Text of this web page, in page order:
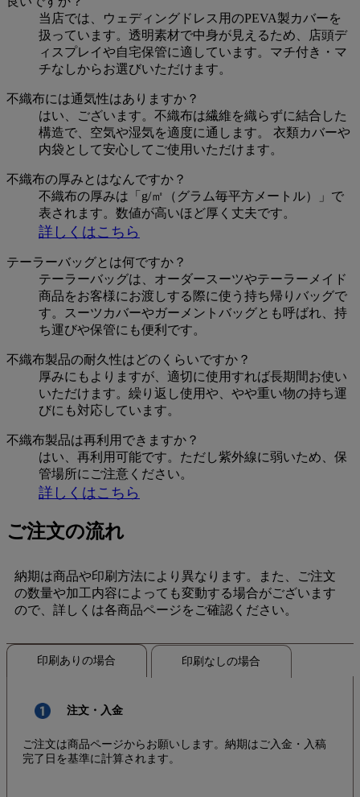
当店では、ウェディングドレス用のPEVA製カバーを
扱っています。透明素材で中身が見えるため、店頭デ
ィスプレイや自宅保管に適しています。マチ付き・マ
チなしからお選びいただけます。
不織布には通気性はありますか？
はい、ございます。不織布は繊維を織らずに結合した
構造で、空気や湿気を適度に通します。 衣類カバーや
内袋として安心してご使用いただけます。
不織布の厚みとはなんですか？
不織布の厚みは「g/㎡（グラム毎平方メートル）」で
表されます。数値が高いほど厚く丈夫です。
詳しくはこちら
テーラーバッグとは何ですか？
テーラーバッグは、オーダースーツやテーラーメイド
商品をお客様にお渡しする際に使う持ち帰りバッグで
す。スーツカバーやガーメントバッグとも呼ばれ、持
ち運びや保管にも便利です。
不織布製品の耐久性はどのくらいですか？
厚みにもよりますが、適切に使用すれば長期間お使い
いただけます。繰り返し使用や、やや重い物の持ち運
びにも対応しています。
不織布製品は再利用できますか？
はい、再利用可能です。ただし紫外線に弱いため、保
管場所にご注意ください。
詳しくはこちら
ご注文の流れ
納期は商品や印刷方法により異なります。また、ご注文
の数量や加工内容によっても変動する場合がございます
ので、詳しくは各商品ページをご確認ください。
印刷ありの場合 印刷なしの場合
注文・入金
ご注文は商品ページからお願いします。納期はご入金・入稿
完了日を基準に計算されます。